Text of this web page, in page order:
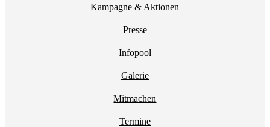
Kampagne & Aktionen
Presse
Infopool
Galerie
Mitmachen
Termine